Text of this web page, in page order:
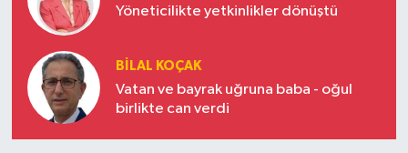
Yöneticilikte yetkinlikler dönüştü
BILAL KOÇAK
Vatan ve bayrak uğruna baba - oğul
birlikte can verdi